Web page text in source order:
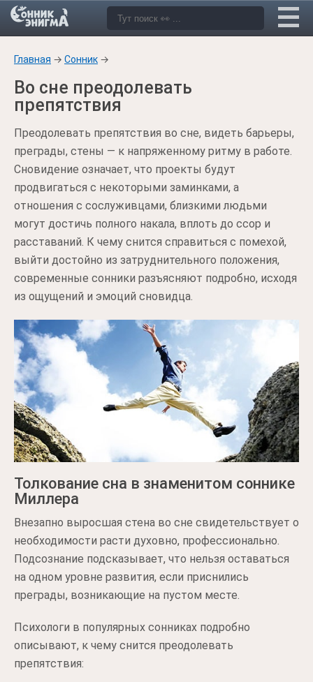
Главная → Сонник →
Во сне преодолевать
препятствия
Преодолевать препятствия во сне, видеть барьеры,
преграды, стены — к напряженному ритму в работе.
Сновидение означает, что проекты будут
продвигаться с некоторыми заминками, а
отношения с сослуживцами, близкими людьми
могут достичь полного накала, вплоть до ссор и
расставаний. К чему снится справиться с помехой,
выйти достойно из затруднительного положения,
современные сонники разъясняют подробно, исходя
из ощущений и эмоций сновидца.
Толкование сна в знаменитом соннике
Миллера
Внезапно выросшая стена во сне свидетельствует о
необходимости расти духовно, профессионально.
Подсознание подсказывает, что нельзя оставаться
на одном уровне развития, если приснились
преграды, возникающие на пустом месте.
Психологи в популярных сонниках подробно
описывают, к чему снится преодолевать
препятствия: